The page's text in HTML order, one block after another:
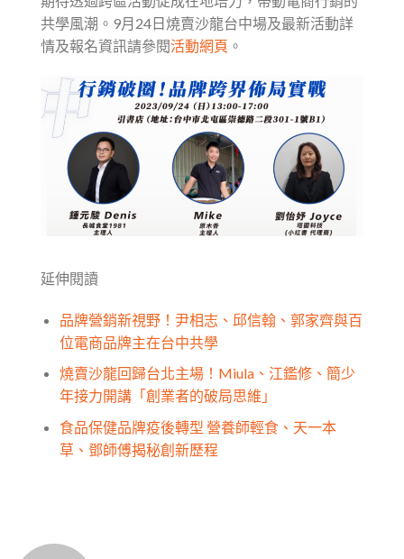
共學風潮。9月24日燒賣沙龍台中場及最新活動詳
情及報名資訊請參閱活動網頁 。
延伸閱讀
品牌營銷新視野！尹相志、邱信翰、郭家齊與百
位電商品牌主在台中共學
燒賣沙龍回歸台北主場！Miula、江鑑修、簡少
年接力開講「創業者的破局思維」
食品保健品牌疫後轉型 營養師輕食、天一本
草、鄧師傅揭秘創新歷程